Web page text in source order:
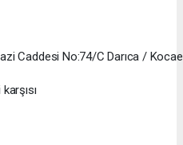
Caddesi No:74/C Darıca /